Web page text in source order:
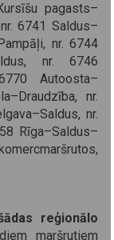
pagasts–
6741 Saldus–
nr. 6744
nr. 6746
Autoosta–
nr.
nr.
Rīga–Saldus–
reģionālo
maršrutiem